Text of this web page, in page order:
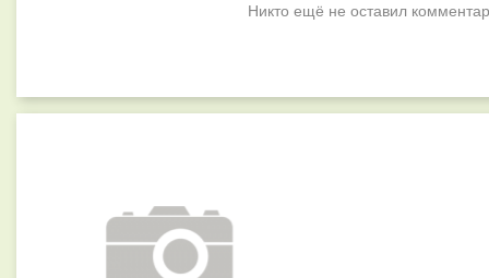
Никто ещё не оставил